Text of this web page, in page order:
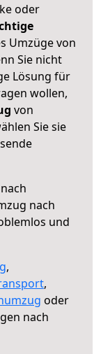
oder
Umzüge von
Sie nicht
Lösung für
wollen,
von
Sie sie
nach
und
,
,
oder
nach